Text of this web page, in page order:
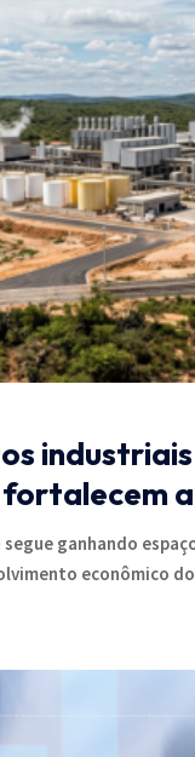
ganhando
econômico